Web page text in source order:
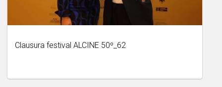
Clausura festival ALCINE 50º_62